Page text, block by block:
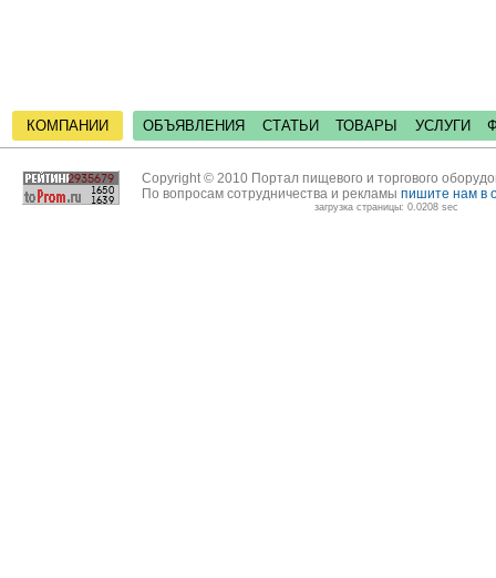
КОМПАНИИ ОБЪЯВЛЕНИЯ СТАТЬИ ТОВАРЫ УСЛУГИ
Copyright © 2010 Портал пищевого и торгового
По вопросам сотрудничества и рекламы пишите нам в
загрузка страницы: 0.0208 sec